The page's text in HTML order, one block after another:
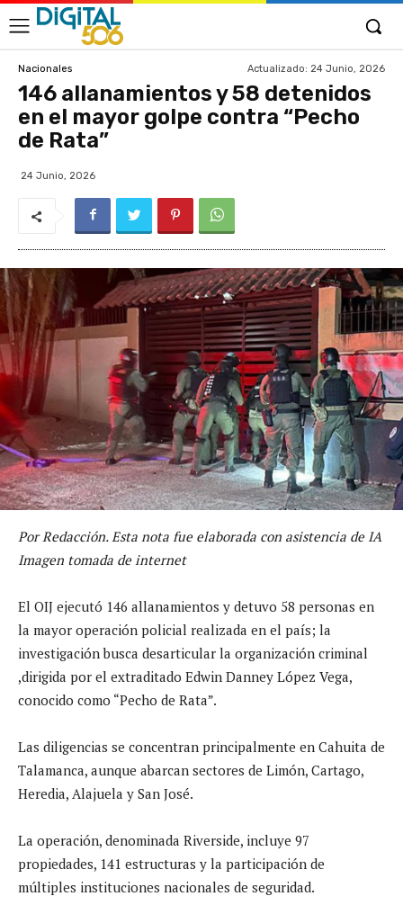
Nacionales Actualizado: 24 Junio, 2026
146 allanamientos y 58 detenidos
en el mayor golpe contra “Pecho
de Rata”
24 Junio, 2026
Por Redacción. Esta nota fue elaborada con asistencia de IA
Imagen tomada de internet
El OIJ ejecutó 146 allanamientos y detuvo 58 personas en
la mayor operación policial realizada en el país; la
investigación busca desarticular la organización criminal
,dirigida por el extraditado Edwin Danney López Vega,
conocido como “Pecho de Rata”.
Las diligencias se concentran principalmente en Cahuita de
Talamanca, aunque abarcan sectores de Limón, Cartago,
Heredia, Alajuela y San José.
La operación, denominada Riverside, incluye 97
propiedades, 141 estructuras y la participación de
múltiples instituciones nacionales de seguridad.